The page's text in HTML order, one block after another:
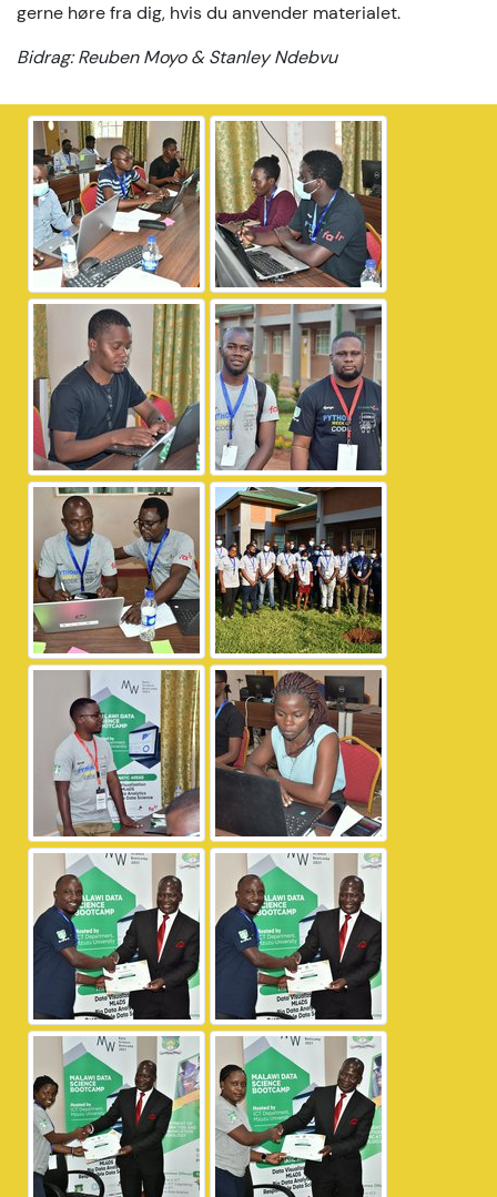
gerne høre fra dig, hvis du anvender materialet.
Bidrag: Reuben Moyo & Stanley Ndebvu